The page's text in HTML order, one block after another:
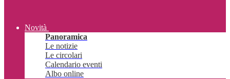
Novità
Panoramica
Le notizie
Le circolari
Calendario eventi
Albo online